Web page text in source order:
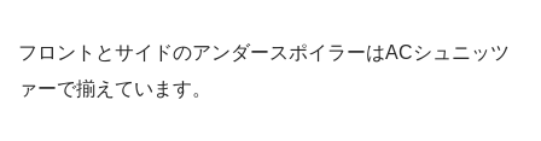
フロントとサイドのアンダースポイラーはACシュニッツ
ァーで揃えています。